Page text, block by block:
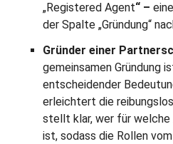
„Registered Agent“ –
der Spalte „Gründung“
Gründer einer
gemeinsamen Gründung
entscheidender
erleichtert die
stellt klar, wer für
ist, sodass die Rollen